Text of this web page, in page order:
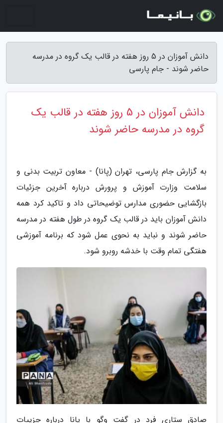
دانش آموزان در 5 روز هفته در قالب یک گروه در مدرسه
حاضر شوند - جام پارسی
دانش آموزان در 5 روز هفته در قالب یک
گروه در مدرسه حاضر شوند
به گزارش جام پارسی، تهران (پانا) - معاون تربیت بدنی و
سلامت وزارت آموزش و پرورش درباره آخرین جزئیات
بازگشایی حضوری مدارس توضیحاتی داد و تاکید کرد همه
دانش آموزان باید در قالب یک گروه در طول هفته در مدرسه
حاضر شوند و نباید به نحوی عمل شود که برنامه آموزشی
هفتگی تمام وقت با خدشه روبرو شود.
صادق ستاری فرد در گفت وگو با پانا درباره جزییات